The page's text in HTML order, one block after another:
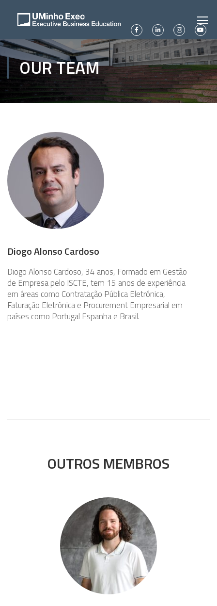
OUR TEAM
Diogo Alonso Cardoso
Diogo Alonso Cardoso, 34 anos, Formado em Gestão
de Empresa pelo ISCTE, tem 15 anos de experiência
em áreas como Contratação Pública Eletrónica,
Faturação Eletrónica e Procurement Empresarial em
países como Portugal Espanha e Brasil.
OUTROS MEMBROS